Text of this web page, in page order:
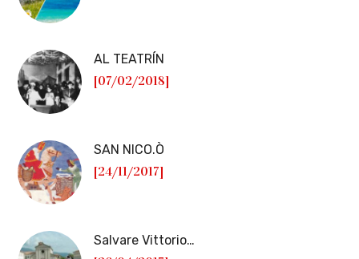
AL TEATRÍN
[07/02/2018]
SAN NICO.Ò
[24/11/2017]
Salvare Vittorio…